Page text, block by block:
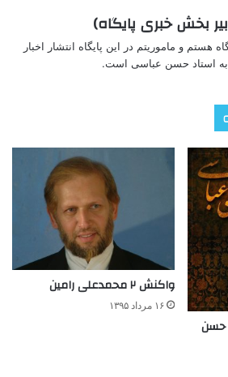
بخش خبری پایگاه)
هستم و ماموریتم در این پایگاه انتشار اخبار
استاد حسن عباسی است.
حسن
واکنش ۲ محمدعلی رامین
۱۶ مرداد ۱۳۹۵